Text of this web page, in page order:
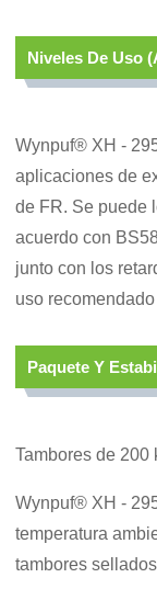
Niveles De Uso
Wynpuf® XH -
aplicaciones de
de FR. Se puede
acuerdo con
junto con los
uso
Paquete Y
Tambores de 200
Wynpuf® XH -
temperatura
tambores